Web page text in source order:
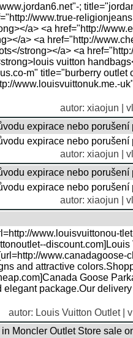
;
www.true-
a> <a href="http://
a> <a href="http://
strong></a> <a
vuitton
m" title="burberry
www.louisvuittonuk.me.-
autor: xiaojun |
expirace nebo
expirace nebo
autor: xiaojun |
expirace nebo
expirace nebo
autor: xiaojun |
www.louisvuittonou-
www.canadagoose-
and attractive
Goose
package.Our
autor: Louis Vuitton Outlet|
Moncler Outlet Store sale